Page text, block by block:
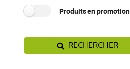
Produits en promotion
RECHERCHER